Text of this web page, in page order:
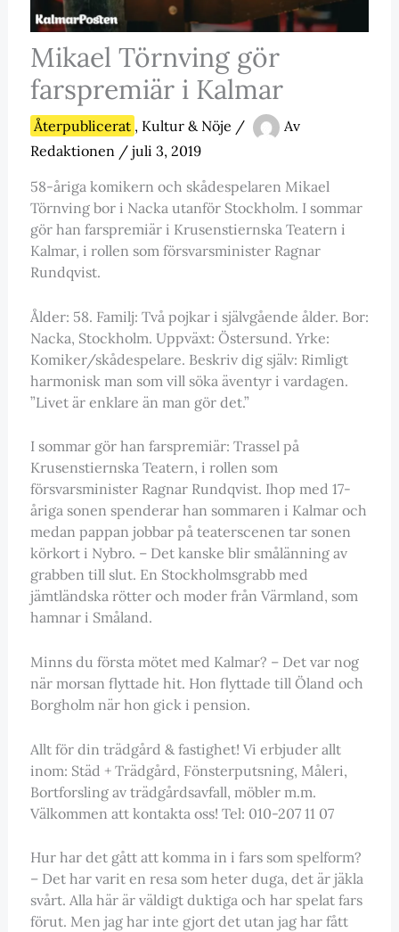
Mikael Törnving gör
farspremiär i Kalmar
Återpublicerat , Kultur & Nöje /
Av
Redaktionen / juli 3, 2019
58-åriga komikern och skådespelaren Mikael
Törnving bor i Nacka utanför Stockholm. I sommar
gör han farspremiär i Krusenstiernska Teatern i
Kalmar, i rollen som försvarsminister Ragnar
Rundqvist.
Ålder: 58. Familj: Två pojkar i självgående ålder. Bor:
Nacka, Stockholm. Uppväxt: Östersund. Yrke:
Komiker/skådespelare. Beskriv dig själv: Rimligt
harmonisk man som vill söka äventyr i vardagen.
”Livet är enklare än man gör det.”
I sommar gör han farspremiär: Trassel på
Krusenstiernska Teatern, i rollen som
försvarsminister Ragnar Rundqvist. Ihop med 17-
åriga sonen spenderar han sommaren i Kalmar och
medan pappan jobbar på teaterscenen tar sonen
körkort i Nybro. – Det kanske blir smålänning av
grabben till slut. En Stockholmsgrabb med
jämtländska rötter och moder från Värmland, som
hamnar i Småland.
Minns du första mötet med Kalmar? – Det var nog
när morsan flyttade hit. Hon flyttade till Öland och
Borgholm när hon gick i pension.
Allt för din trädgård & fastighet! Vi erbjuder allt
inom: Städ + Trädgård, Fönsterputsning, Måleri,
Bortforsling av trädgårdsavfall, möbler m.m.
Välkommen att kontakta oss! Tel: 010-207 11 07
Hur har det gått att komma in i fars som spelform?
– Det har varit en resa som heter duga, det är jäkla
svårt. Alla här är väldigt duktiga och har spelat fars
förut. Men jag har inte gjort det utan jag har fått